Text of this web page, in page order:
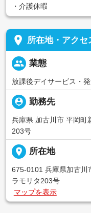
・介護休暇
place 所在地・アクセ
people 業態
放課後デイサービス・
person_pin 勤務先
兵庫県 加古川市 平岡町
203号
place 所在地
675-0101 兵庫県加古川
ラモリタ203号
マップを表示